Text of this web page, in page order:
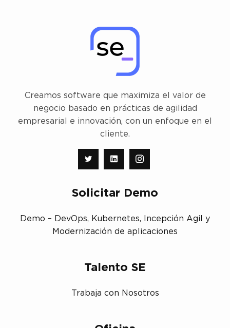
Creamos software que maximiza el valor de
negocio basado en prácticas de agilidad
empresarial e innovación, con un enfoque en el
cliente.
Solicitar Demo
Demo – DevOps, Kubernetes, Incepción Agil y
Modernización de aplicaciones
Talento SE
Trabaja con Nosotros